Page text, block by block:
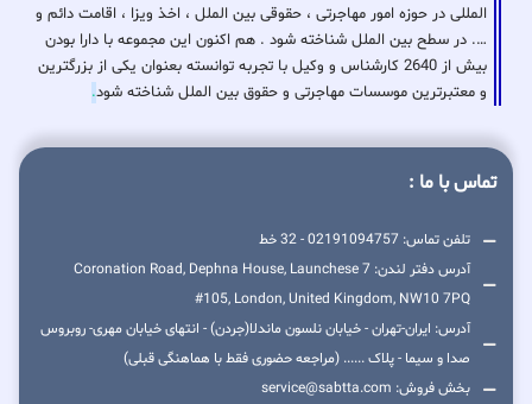
المللی در حوزه امور مهاجرتی ، حقوقی بین الملل ، اخذ ویزا ، اقامت دائم و
…. در سطح بین الملل شناخته شود . هم اکنون این مجموعه با دارا بودن
بیش از 2640 کارشناس و وکیل با تجربه توانسته بعنوان یکی از بزرگترین
و معتبرترین موسسات مهاجرتی و حقوق بین الملل شناخته شود.
تماس با ما :
تلفن تماس: 02191094757 - 32 خط
آدرس دفتر لندن: 7 Coronation Road, Dephna House, Launchese
#105, London, United Kingdom, NW10 7PQ
آدرس: ایران-تهران - خیابان نلسون ماندلا(جردن) - انتهای خیابان مهری- روبروس
صدا و سیما - پلاک ...... (مراجعه حضوری فقط با هماهنگی قبلی)
بخش فروش: service@sabtta.com